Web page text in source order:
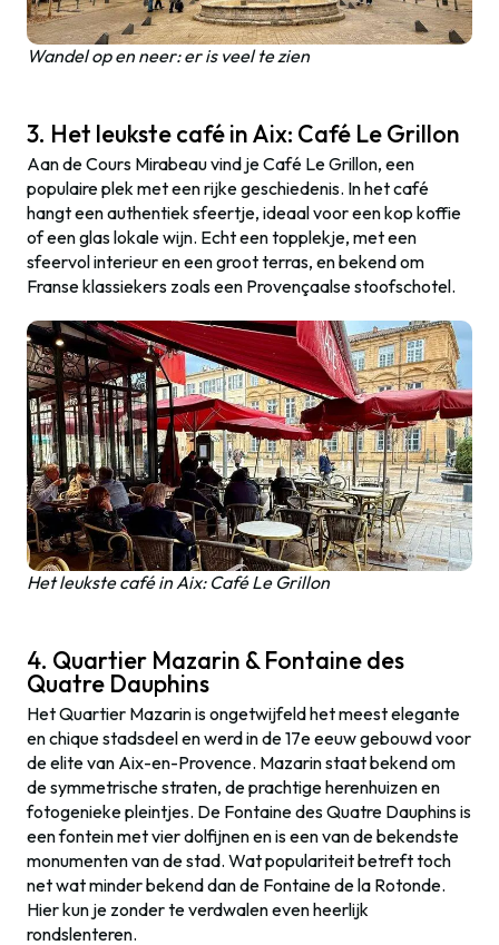
Wandel op en neer: er is veel te zien
3. Het leukste café in Aix: Café Le Grillon
Aan de Cours Mirabeau vind je Café Le Grillon, een
populaire plek met een rijke geschiedenis. In het café
hangt een authentiek sfeertje, ideaal voor een kop koffie
of een glas lokale wijn. Echt een topplekje, met een
sfeervol interieur en een groot terras, en bekend om
Franse klassiekers zoals een Provençaalse stoofschotel.
Het leukste café in Aix: Café Le Grillon
4. Quartier Mazarin & Fontaine des
Quatre Dauphins
Het Quartier Mazarin is ongetwijfeld het meest elegante
en chique stadsdeel en werd in de 17e eeuw gebouwd voor
de elite van Aix-en-Provence. Mazarin staat bekend om
de symmetrische straten, de prachtige herenhuizen en
fotogenieke pleintjes. De Fontaine des Quatre Dauphins is
een fontein met vier dolfijnen en is een van de bekendste
monumenten van de stad. Wat populariteit betreft toch
net wat minder bekend dan de Fontaine de la Rotonde.
Hier kun je zonder te verdwalen even heerlijk
rondslenteren.